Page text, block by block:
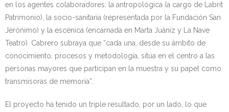
en los agentes colaboradores: la antropológica (a cargo de Labrit
Patrimonio), la socio-sanitaria (representada por la Fundación San
Jerónimo) y la escénica (encarnada en Marta Juániz y La Nave
Teatro). Cabrero subraya que “cada una, desde su ámbito de
conocimiento, procesos y metodología, sitúa en el centro a las
personas mayores que participan en la muestra y su papel como
transmisoras de memoria”.
El proyecto ha tenido un triple resultado, por un lado, lo que